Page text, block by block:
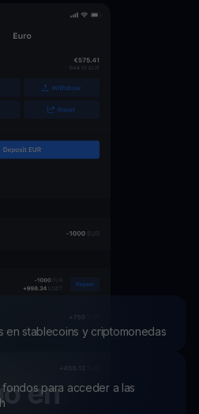
en stablecoins y criptomonedas
para acceder a las
en